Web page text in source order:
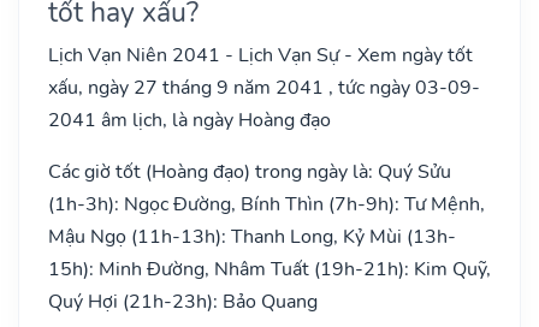
tốt hay xấu?
Lịch Vạn Niên 2041 - Lịch Vạn Sự - Xem ngày tốt
xấu, ngày 27 tháng 9 năm 2041 , tức ngày 03-09-
2041 âm lịch, là ngày Hoàng đạo
Các giờ tốt (Hoàng đạo) trong ngày là: Quý Sửu
(1h-3h): Ngọc Đường, Bính Thìn (7h-9h): Tư Mệnh,
Mậu Ngọ (11h-13h): Thanh Long, Kỷ Mùi (13h-
15h): Minh Đường, Nhâm Tuất (19h-21h): Kim Quỹ,
Quý Hợi (21h-23h): Bảo Quang